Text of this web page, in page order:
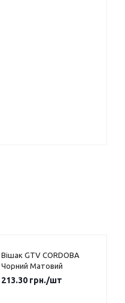
Вішак GTV CORDOBA
Чорний Матовий
213.30грн./шт